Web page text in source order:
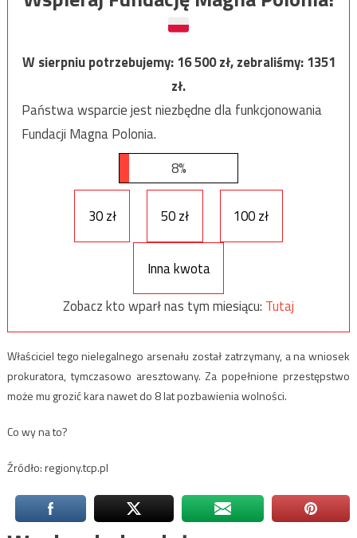
W sierpniu potrzebujemy:16 500zł, zebraliśmy:1351
zł.
Państwa wsparcie jest niezbędne dla funkcjonowania
Fundacji Magna Polonia.
8%
30 zł 50 zł 100 zł
Inna kwota
Zobacz kto wparł nas tym miesiącu: Tutaj
Właściciel tego nielegalnego arsenału został zatrzymany, a na wniosek
prokuratora, tymczasowo aresztowany. Za popełnione przestępstwo
może mu grozić kara nawet do 8 lat pozbawienia wolności.
Co wy na to?
Źródło: regiony.tcp.pl